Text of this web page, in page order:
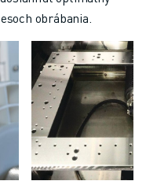
obrábania.